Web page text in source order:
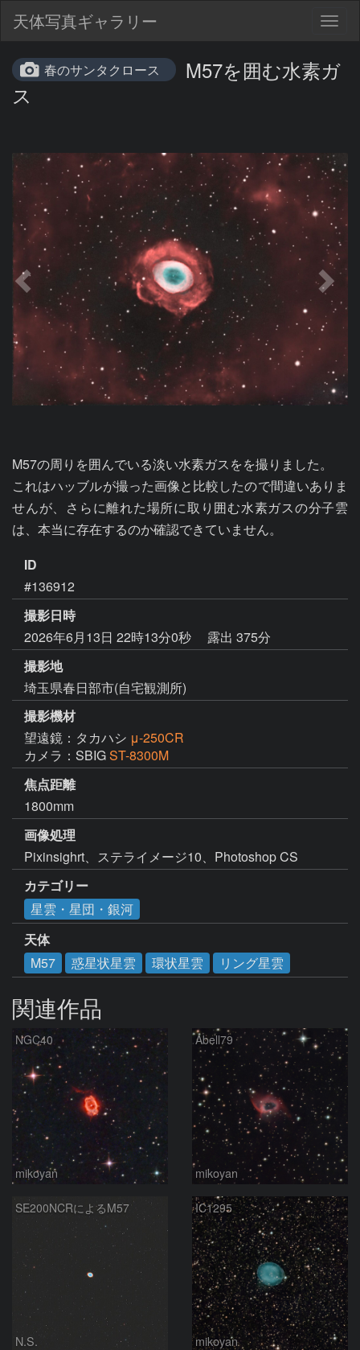
天体写真ギャラリー
春のサンタクロース
M57を囲む水素ガ
ス
M57の周りを囲んでいる淡い水素ガスをを撮りました。
これはハッブルが撮った画像と比較したので間違いありま
せんが、さらに離れた場所に取り囲む水素ガスの分子雲
は、本当に存在するのか確認できていません。
ID
#136912
撮影日時
2026年6月13日 22時13分0秒
露出 375分
撮影地
埼玉県春日部市(自宅観測所)
撮影機材
望遠鏡：タカハシ μ-250CR
カメラ：SBIGST-8300M
焦点距離
1800mm
画像処理
Pixinsighrt、ステライメージ10、Photoshop CS
カテゴリー
星雲・星団・銀河
天体
M57
惑星状星雲 環状星雲 リング星雲
関連作品
NGC40
mikoyan
Abell79
mikoyan
SE200NCRによるM57
N.S.
IC1295
mikoyan